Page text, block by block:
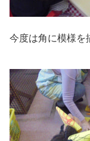
今度は角に模様を